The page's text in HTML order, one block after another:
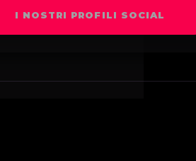
I NOSTRI PROFILI SOCIAL